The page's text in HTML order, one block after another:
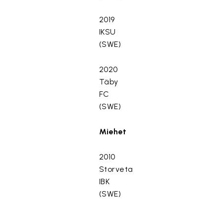
2019
IKSU
(SWE)
2020
Täby
FC
(SWE)
Miehet
2010
Storveta
IBK
(SWE)